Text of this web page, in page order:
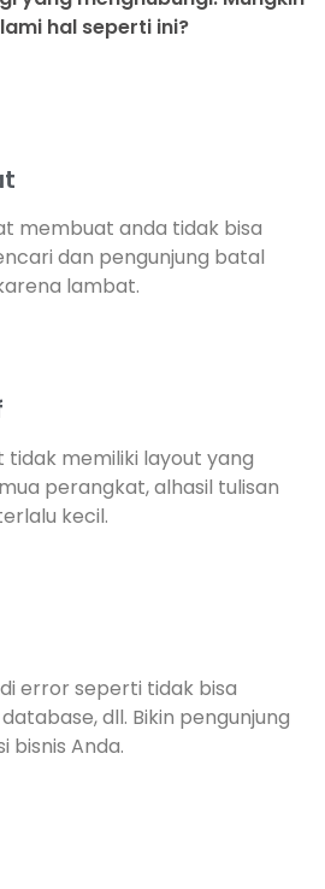
hal seperti ini?
membuat anda tidak bisa
dan pengunjung batal
lambat.
tidak memiliki layout yang
perangkat, alhasil tulisan
kecil.
error seperti tidak bisa
dll. Bikin pengunjung
bisnis Anda.